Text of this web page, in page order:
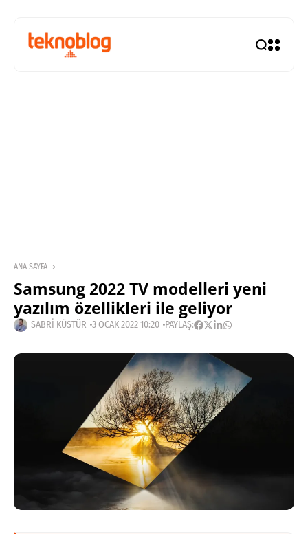
ANA SAYFA
Samsung 2022 TV modelleri yeni
yazılım özellikleri ile geliyor
SABRI KÜSTÜR 3 OCAK 2022 10:20 PAYLAŞ: